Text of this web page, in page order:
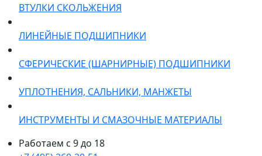
ВТУЛКИ СКОЛЬЖЕНИЯ
ЛИНЕЙНЫЕ ПОДШИПНИКИ
СФЕРИЧЕСКИЕ (ШАРНИРНЫЕ) ПОДШИПНИКИ
УПЛОТНЕНИЯ, САЛЬНИКИ, МАНЖЕТЫ
ИНСТРУМЕНТЫ И СМАЗОЧНЫЕ МАТЕРИАЛЫ
Работаем с 9 до 18